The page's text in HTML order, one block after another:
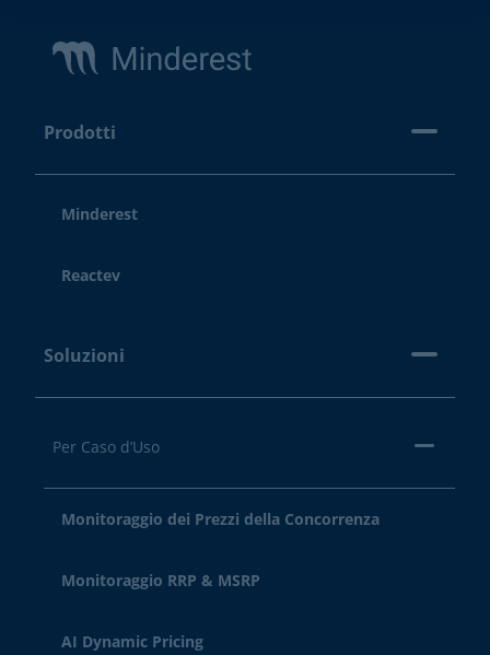
Prodotti
Minderest
Reactev
Soluzioni
Per Caso d’Uso
Monitoraggio dei Prezzi della Concorrenza
Monitoraggio RRP & MSRP
AI Dynamic Pricing